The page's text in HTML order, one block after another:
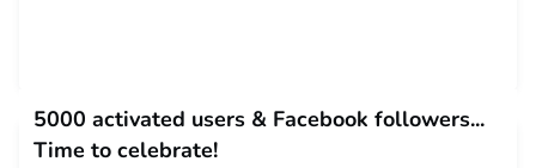
5000 activated users & Facebook followers...
Time to celebrate!